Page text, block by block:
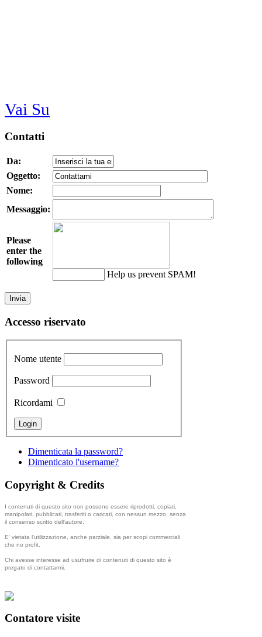
Vai Su
Contatti
Da:
Oggetto:
Nome:
Messaggio:
Please
enter the
following
Help us prevent SPAM!
Accesso riservato
Nome utente
Password
Ricordami
Dimenticata la password?
Dimenticato l'username?
Copyright & Credits
I contenuti di questo sito non possono essere riprodotti, copiati,
manipolati, pubblicati, trasferiti o caricati, con nessun mezzo, senza
il consenso scritto dell'autore.
E' vietata l'utilizzazione, anche parziale, sia per scopi commerciali
che no profit.
Chi avesse interesse ad usufruire di contenuti di questo sito è
pregato di contattarmi.
Contatore visite